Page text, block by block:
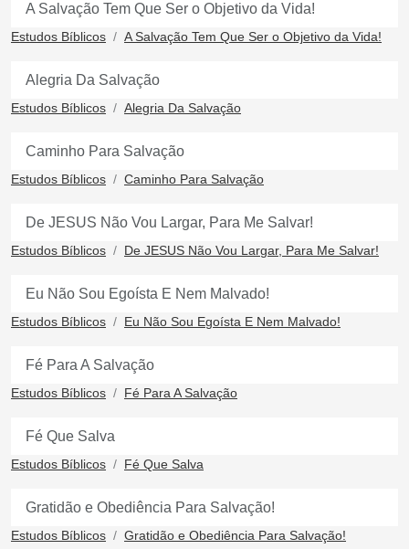
A Salvação Tem Que Ser o Objetivo da Vida!
Estudos Bíblicos A Salvação Tem Que Ser o Objetivo da Vida!
Alegria Da Salvação
Estudos Bíblicos Alegria Da Salvação
Caminho Para Salvação
Estudos Bíblicos Caminho Para Salvação
De JESUS Não Vou Largar, Para Me Salvar!
Estudos Bíblicos De JESUS Não Vou Largar, Para Me Salvar!
Eu Não Sou Egoísta E Nem Malvado!
Estudos Bíblicos Eu Não Sou Egoísta E Nem Malvado!
Fé Para A Salvação
Estudos Bíblicos Fé Para A Salvação
Fé Que Salva
Estudos Bíblicos Fé Que Salva
Gratidão e Obediência Para Salvação!
Estudos Bíblicos Gratidão e Obediência Para Salvação!